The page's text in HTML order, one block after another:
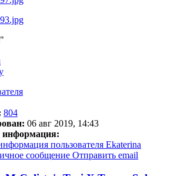
804
06 авг 2019, 14:43
информация:
пользователя Ekaterina
сообщение Отправить email